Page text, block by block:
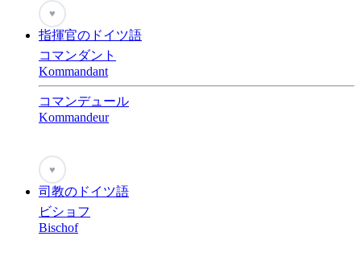
♥
指揮官のドイツ語
コマンダント
Kommandant
コマンデュール
Kommandeur
♥
司教のドイツ語
ビショフ
Bischof